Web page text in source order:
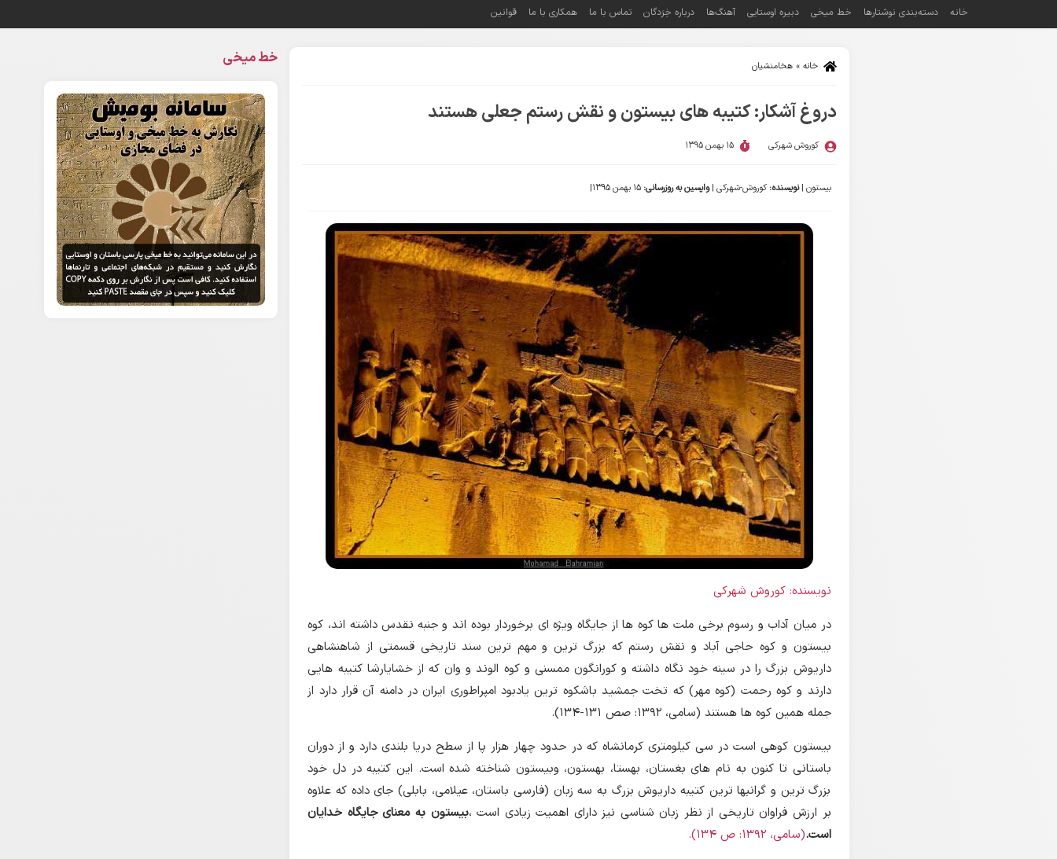
خانه » هخامنشیان
دروغ آشکار: کتیبه های بیستون و نقش رستم جعلی هستند
کوروش شهرکی 15 بهمن 1395
بیستون |نویسنده: کوروش-شهرکی |واپسین به روزرسانی: 15 بهمن 1395|
نویسنده: کوروش شهرکی
در میان آداب و رسوم برخی ملت ها کوه ها از جایگاه ویژه ای برخوردار بوده اند و جنبه تقدس داشته اند، کوه
بیستون و کوه حاجی آباد و نقش رستم که بزرگ ترین و مهم ترین سند تاریخی قسمتی از شاهنشاهی
داریوش بزرگ را در سینه خود نگاه داشته و کورانگون ممسنی و کوه الوند و وان که از خشایارشا کتیبه هایی
دارند و کوه رحمت (کوه مهر) که تخت جمشید باشکوه ترین یادبود امپراطوری ایران در دامنه آن قرار دارد از
جمله همین کوه ها هستند (سامی، 1392: صص 131-134).
بیستون کوهی است در سی کیلومتری کرمانشاه که در حدود چهار هزار پا از سطح دریا بلندی دارد و از دوران
باستانی تا کنون به نام های بغستان، بهستا، بهستون، وبیستون شناخته شده است. این کتیبه در دل خود
بزرگ ترین و گرانبها ترین کتیبه داریوش بزرگ به سه زبان (فارسی باستان، عیلامی، بابلی) جای داده که علاوه
بر ارزش فراوان تاریخی از نظر زبان شناسی نیز دارای اهمیت زیادی است ،بیستون به معنای جایگاه خدایان
است.(سامی، 1392: ص 134).
خط میخی
خانه دسته‌بندی نوشتارها خط میخی دبیره اوستایی آهنگ‌ها درباره خِرَدگان تماس با ما همکاری با ما قوانین